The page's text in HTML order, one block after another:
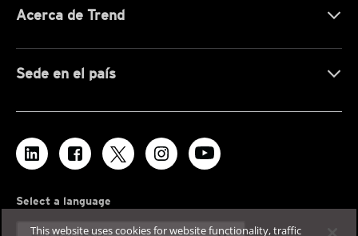
Acerca de Trend
Sede en el país
Select a language
This website uses cookies for website functionality, traffic